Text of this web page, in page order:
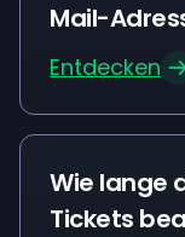
Mail-
Entdecken
Wie lange
Tickets